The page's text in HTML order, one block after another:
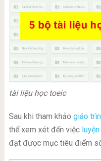
tài liệu học toeic
Sau khi tham khảo giáo
thể xem xét đến việc
đạt được mục tiêu điểm